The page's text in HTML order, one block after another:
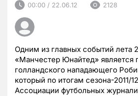
00:00 / 22.06.12 2128
Одним из главных событий лета
«Манчестер Юнайтед» является
голландского нападающего
который по итогам сезона-2011/
Ассоциации футбольных